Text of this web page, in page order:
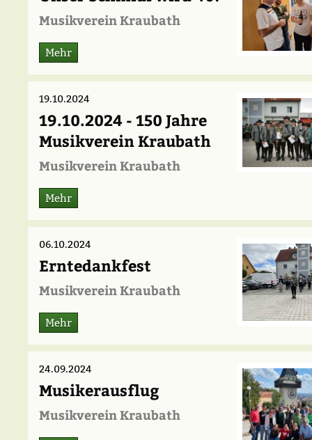
Musikverein Kraubath
Mehr
19.10.2024
19.10.2024 - 150 Jahre
Musikverein Kraubath
Musikverein Kraubath
Mehr
06.10.2024
Erntedankfest
Musikverein Kraubath
Mehr
24.09.2024
Musikerausflug
Musikverein Kraubath